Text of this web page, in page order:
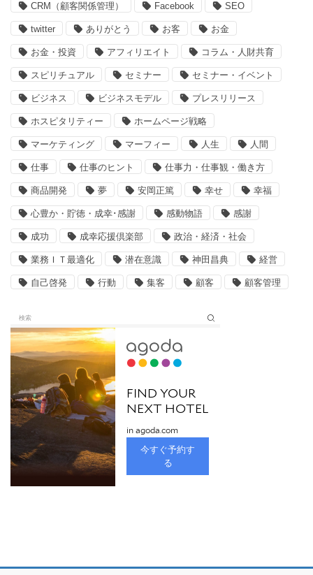
CRM（顧客関係管理） Facebook SEO
twitter ありがとう お客 お金
お金・投資 アフィリエイト コラム・人財共育
スピリチュアル セミナー セミナー・イベント
ビジネス ビジネスモデル プレスリリース
ホスピタリティー ホームページ戦略
マーケティング マーフィー 人生 人間
仕事 仕事のヒント 仕事力・仕事観・働き方
商品開発 夢 安岡正篤 幸せ 幸福
心豊か・貯徳・成幸･感謝 感動物語 感謝
成功 成幸応援倶楽部 政治・経済・社会
業務ＩＴ最適化 潜在意識 神田昌典 経営
自己啓発 行動 集客 顧客 顧客管理